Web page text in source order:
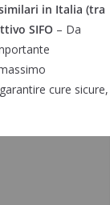
in Italia (tra
SIFO – Da
cure sicure,